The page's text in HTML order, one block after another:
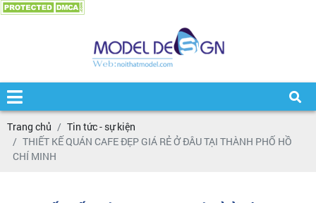
Trang chủ
Tin tức - sự kiện
THIẾT KẾ QUÁN CAFE ĐẸP GIÁ RẺ Ở ĐÂU TẠI THÀNH PHỐ HỒ
CHÍ MINH